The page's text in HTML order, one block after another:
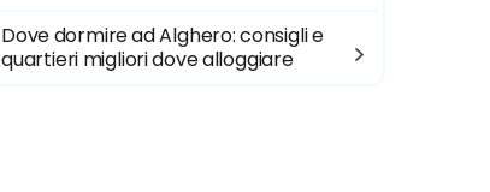
Dove dormire ad Alghero: consigli e
quartieri migliori dove alloggiare